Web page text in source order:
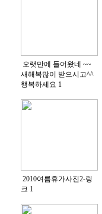
오랫만에 들어왔네 ~~
새해복많이 받으시고^^
행복하세요 1
2010여름휴가사진2-링
크 1